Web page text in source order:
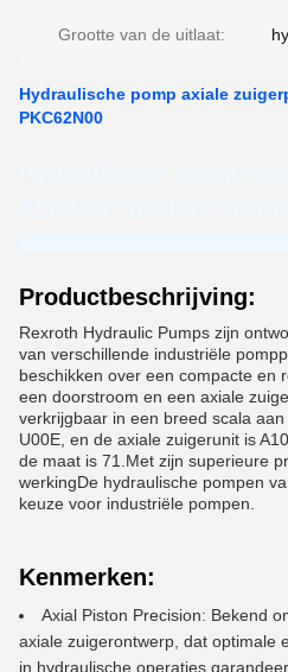
Grootte van de uitlaat:
Hydraulische pomp axiale
PKC62N00
Productbeschrijving:
Rexroth Hydraulic Pumps zijn
van verschillende industriële
beschikken over een compacte en
een doorstroom en een axiale
verkrijgbaar in een breed scala
U00E, en de axiale zuigerunit is
de maat is 71.Met zijn superieure
werkingDe hydraulische pompen
keuze voor industriële pompen.
Kenmerken:
Axial Piston Precision: Bekend
axiale zuigerontwerp, dat optimale
in hydraulische operaties